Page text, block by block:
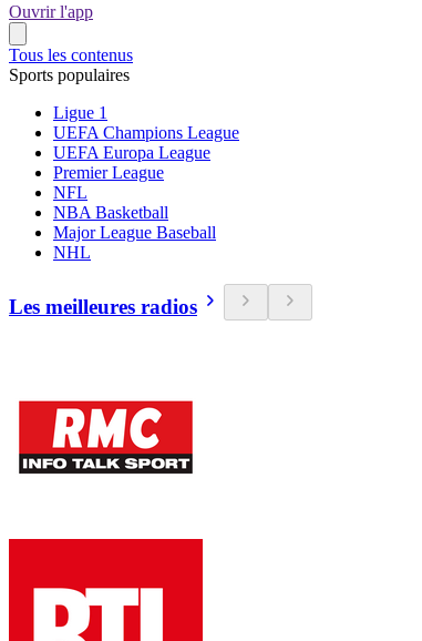
Ouvrir l'app
Tous les contenus
Sports populaires
Ligue 1
UEFA Champions League
UEFA Europa League
Premier League
NFL
NBA Basketball
Major League Baseball
NHL
Les meilleures radios